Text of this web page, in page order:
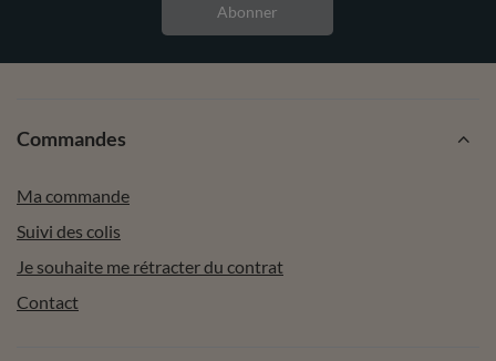
Abonner
Commandes
Ma commande
Suivi des colis
Je souhaite me rétracter du contrat
Contact